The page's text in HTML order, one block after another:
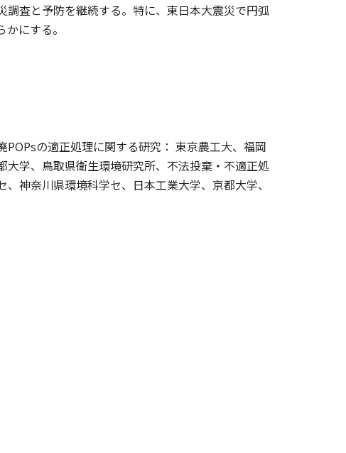
査と予防を継続する。特に、東日本大震災で円弧
にする。
の適正処理に関する研究： 東京農工大、福岡
学、鳥取県衛生環境研究所、不法投棄・不適正処
神奈川県環境科学セ、日本工業大学、京都大学、